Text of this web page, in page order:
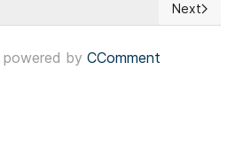
Expresidente Pedro Castillo insistió
Next
Next
powered by CComment